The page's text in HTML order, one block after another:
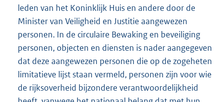
leden van het Koninklijk Huis en andere door de
Minister van Veiligheid en Justitie aangewezen
personen. In de circulaire Bewaking en beveiliging
personen, objecten en diensten is nader aangegeven
dat deze aangewezen personen die op de zogeheten
limitatieve lijst staan vermeld, personen zijn voor wie
de rijksoverheid bijzondere verantwoordelijkheid